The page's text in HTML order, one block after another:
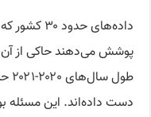
داده‌های
پوشش می‌دهند حاکی از آن
دست داده‌اند. این مسئله